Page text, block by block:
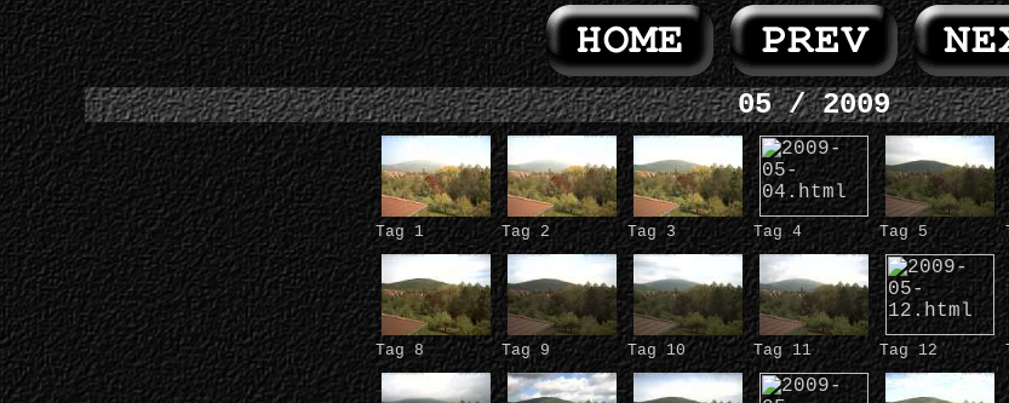
05 / 2009
Tag 1 Tag 2 Tag 3 Tag 4 Tag 5
Tag 8 Tag 9 Tag 10 Tag 11 Tag 12